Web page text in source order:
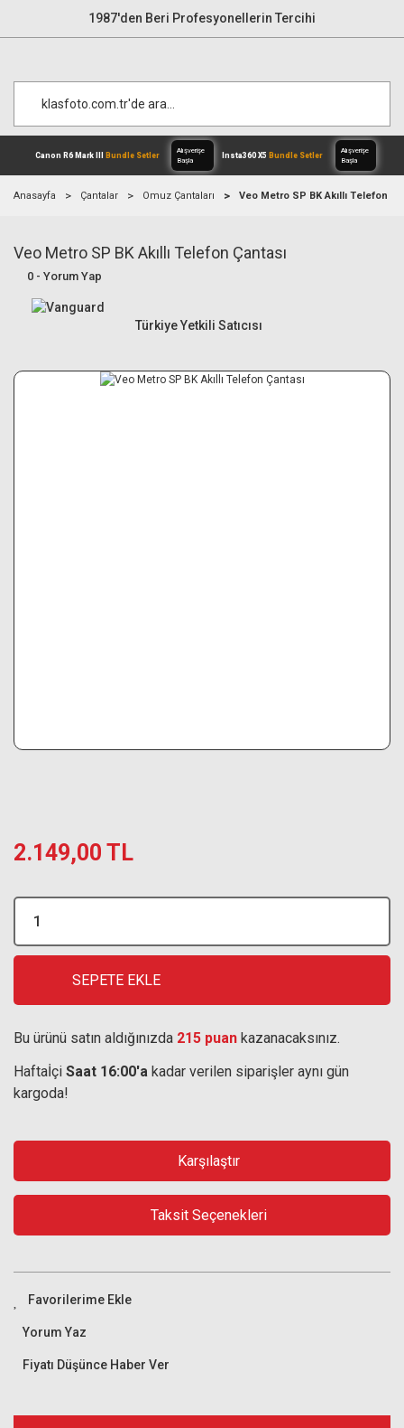
1987'den Beri Profesyonellerin Tercihi
Canon R6 Mark III Bundle Setler
Anasayfa Çantalar Omuz Çantaları Veo Metro SP BK Akıllı Telefon
Veo Metro SP BK Akıllı Telefon Çantası
0 - Yorum Yap
Türkiye Yetkili Satıcısı
2.149,00 TL
SEPETE EKLE
Bu ürünü satın aldığınızda 215 puan kazanacaksınız.
Haftaİçi Saat 16:00'a kadar verilen siparişler aynı gün
kargoda!
Karşılaştır
Taksit Seçenekleri
Yorum Yaz
Fiyatı Düşünce Haber Ver